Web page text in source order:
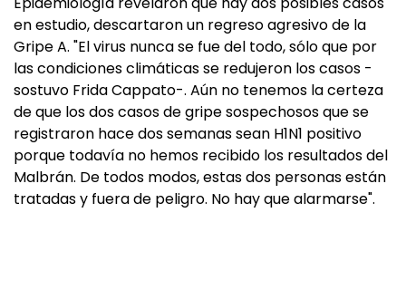
en estudio, descartaron un regreso agresivo de la
Gripe A. "El virus nunca se fue del todo, sólo que por
las condiciones climáticas se redujeron los casos -
sostuvo Frida Cappato-. Aún no tenemos la certeza
de que los dos casos de gripe sospechosos que se
registraron hace dos semanas sean H1N1 positivo
porque todavía no hemos recibido los resultados del
Malbrán. De todos modos, estas dos personas están
tratadas y fuera de peligro. No hay que alarmarse".